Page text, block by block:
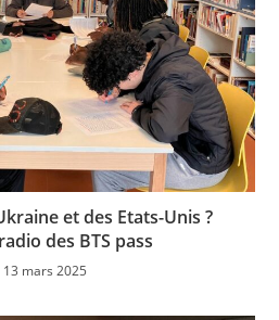
et des Etats-Unis ?
des BTS pass
13 mars 2025